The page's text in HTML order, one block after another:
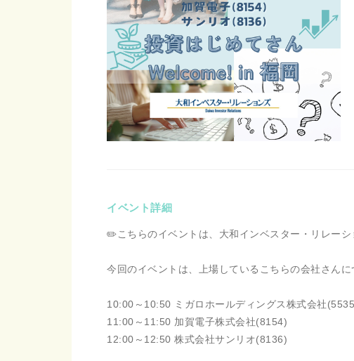
イベント詳細
✏️こちらのイベントは、大和インベスター・リレーシ
今回のイベントは、上場しているこちらの会社さん
10:00～10:50 ミガロホールディングス株式会社
11:00～11:50 加賀電子株式会社(8154)
12:00～12:50 株式会社サンリオ(8136)